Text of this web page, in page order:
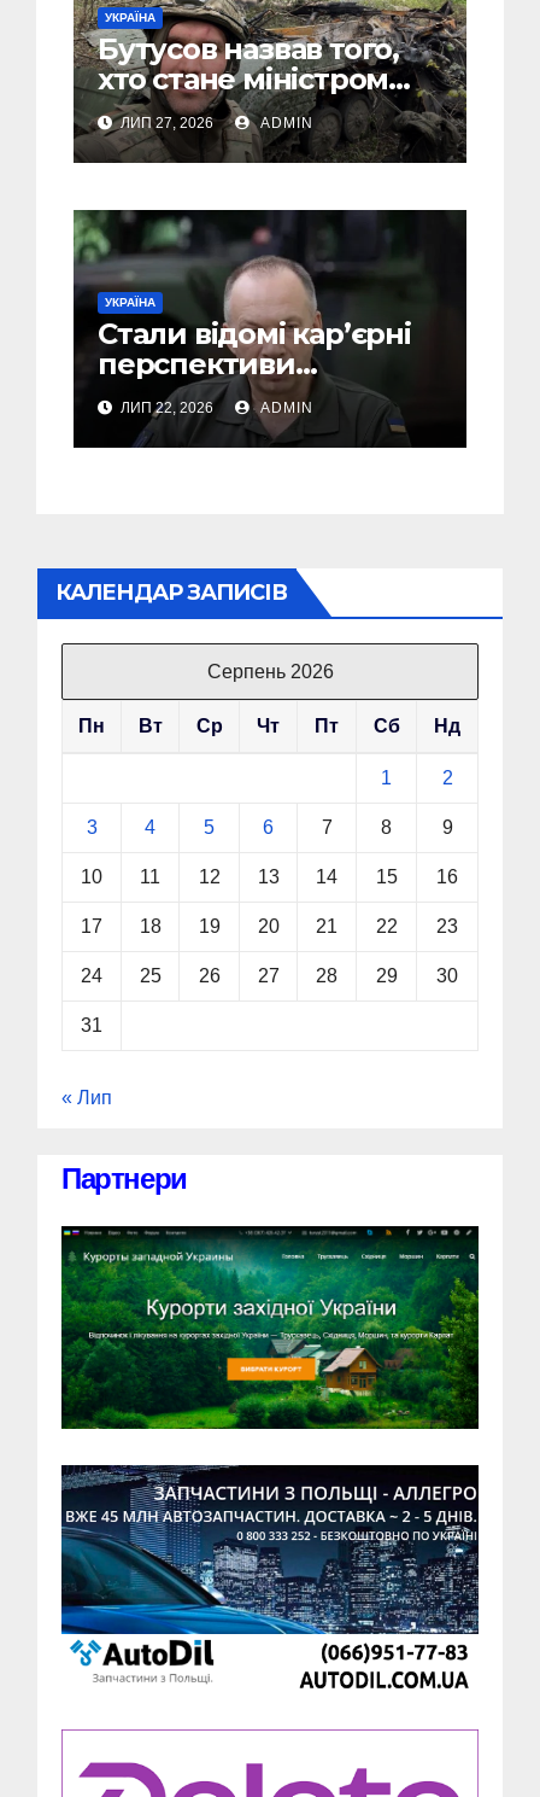
УКРАЇНА
Бутусов назвав того,
хто стане міністром
оборони України, і
пояснив, чому інакше
не може бути
ЛИП 27, 2026 ADMIN
УКРАЇНА
Стали відомі кар’єрні
перспективи
Сирського після
звільнення з посади
Головкому ВСУ
ЛИП 22, 2026 ADMIN
КАЛЕНДАР ЗАПИСІВ
Серпень 2026
Пн Вт Ср Чт Пт Сб Нд
1 2
3 4 5 6 7 8 9
10 11 12 13 14 15 16
17 18 19 20 21 22 23
24 25 26 27 28 29 30
31
« Лип
Партнери